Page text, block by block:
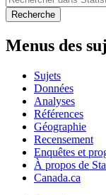
Recherche
Menus des
Sujets
Données
Analyses
Références
Géographie
Recensement
Enquêtes et
À propos de
Canada.ca